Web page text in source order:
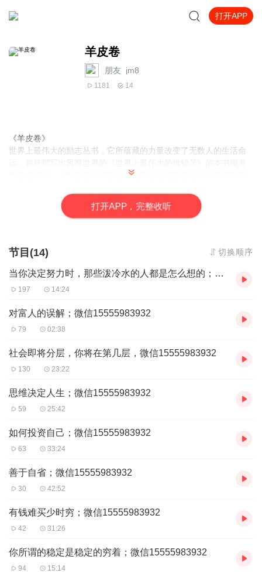
打开APP
羊皮卷
朋友_jm8
1181 14
《羊皮卷》
世界上最伟大的励志丛书，它所蕴藏的力量改变了无数人的生活命
奥格·曼狄诺。 奥格·曼狄诺是当今世界上最能激发起读者阅读热情
万册。 他是世界上最具激励效应的畅销书作家，还是世界上最受追
捧的演讲家之一。这位极具影响力的作家与您分享获得成功和财富
打开APP，完整收听
节目(14) 切换顺序
当你决定努力时，那些泼冷水的人都是怎么想的；微信15555983932
197 14:24
对富人的误解；微信15555983932
79 02:38
社会即将分层，你将在第几层，微信15555983932
130 23:22
思维决定人生；微信15555983932
59 25:42
如何投资自己；微信15555983932
63 33:24
善于自省；微信15555983932
30 42:52
有钱难买少时穷；微信15555983932
42 31:26
你所谓的稳定是稳定的穷着；微信15555983932
94 15:14